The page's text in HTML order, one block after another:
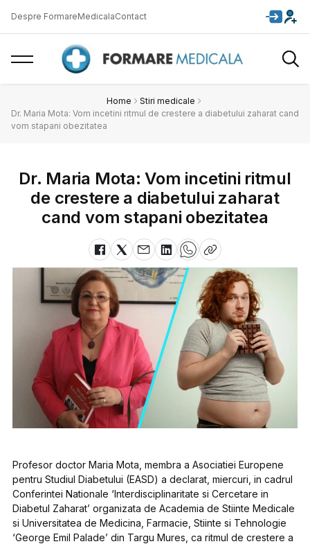
Despre FormareMedicalaContact
Home
Stiri medicale
Dr. Maria Mota: Vom incetini ritmul de crestere a diabetului zaharat cand
vom stapani obezitatea
Dr. Maria Mota: Vom incetini ritmul
de crestere a diabetului zaharat
cand vom stapani obezitatea
Profesor doctor Maria Mota, membra a Asociatiei Europene
pentru Studiul Diabetului (EASD) a declarat, miercuri, in cadrul
Conferintei Nationale ‘Interdisciplinaritate si Cercetare in
Diabetul Zaharat’ organizata de Academia de Stiinte Medicale
si Universitatea de Medicina, Farmacie, Stiinte si Tehnologie
‘George Emil Palade’ din Targu Mures, ca ritmul de crestere a